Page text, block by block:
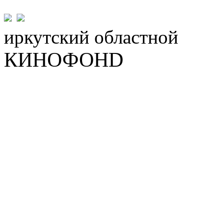
иркутский областной
КИНОФОНD